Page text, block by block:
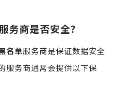
务商是否安全？
名单服务商是保证数据安全
服务商通常会提供以下保